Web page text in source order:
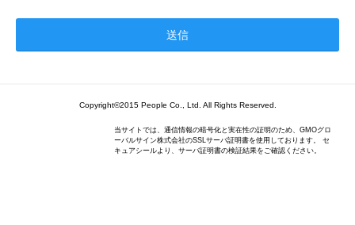
Copyright©2015 People Co., Ltd. All Rights Reserved.
当サイトでは、通信情報の暗号化と実在性の証明のため、GMOグロ
ーバルサイン株式会社のSSLサーバ証明書を使用しております。 セ
キュアシールより、サーバ証明書の検証結果をご確認ください。